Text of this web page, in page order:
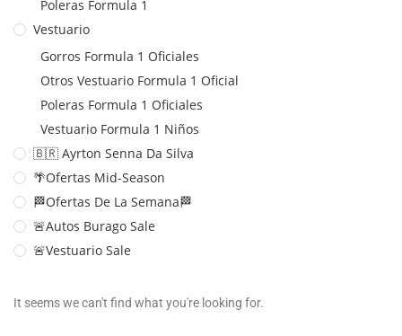
Poleras Formula 1
Vestuario
Gorros Formula 1 Oficiales
Otros Vestuario Formula 1 Oficial
Poleras Formula 1 Oficiales
Vestuario Formula 1 Niños
🇧🇷 Ayrton Senna Da Silva
🌴Ofertas Mid-Season
🏁Ofertas De La Semana🏁
🚨Autos Burago Sale
🚨Vestuario Sale
It seems we can't find what you're looking for.